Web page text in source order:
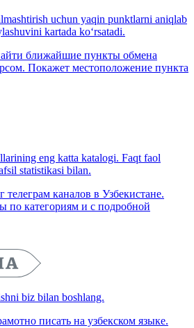
uchun yaqin punktlarni aniqlab
kartada ko‘rsatadi.
ближайшие пункты обмена
Покажет местоположение пункта
eng katta katalogi. Faqt faol
statistikasi bilan.
каналов в Узбекистане.
по категориям и с подробной
biz bilan boshlang.
писать на узбекском языке.